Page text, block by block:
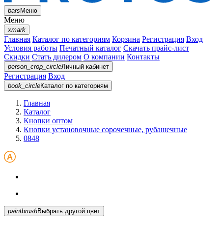
barsМеню
Меню
xmark
Главная Каталог по категориям Корзина Регистрация Вход
Условия работы Печатный каталог Скачать прайс-лист
Скидки Стать дилером О компании Контакты
person_crop_circleЛичный кабинет
Регистрация Вход
book_circleКаталог по категориям
Главная
Каталог
Кнопки оптом
Кнопки установочные сорочечные, рубашечные
0848
paintbrush Выбрать другой цвет